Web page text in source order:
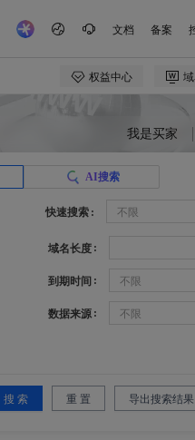
我是买家
AI搜索
快速搜索 不限
域名长度
到期时间 不限
数据来源 不限
搜 索 重 置 导出搜索结果